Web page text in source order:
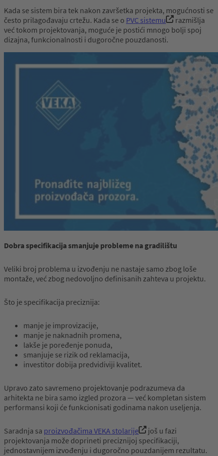
Kada se sistem bira tek nakon završetka projekta, mogućnosti se
često prilagođavaju crtežu. Kada se o PVC sistemu
razmišlja
već tokom projektovanja, moguće je postići mnogo bolji spoj
dizajna, funkcionalnosti i dugoročne pouzdanosti.
Dobra specifikacija smanjuje probleme na gradilištu
Veliki broj problema u izvođenju ne nastaje samo zbog loše
montaže, već zbog nedovoljno definisanih zahteva u projektu.
Što je specifikacija preciznija:
manje je improvizacije,
manje je naknadnih promena,
lakše je poređenje ponuda,
smanjuje se rizik od reklamacija,
investitor dobija predvidiviji kvalitet.
Upravo zato savremeno projektovanje podrazumeva da
arhitekta ne bira samo izgled prozora — već kompletan sistem
performansi koji će funkcionisati godinama nakon useljenja.
Saradnja sa proizvođačima VEKA stolarije
još u fazi
projektovanja može doprineti preciznijoj specifikaciji,
jednostavnijem izvođenju i dugoročno pouzdanijem rezultatu.